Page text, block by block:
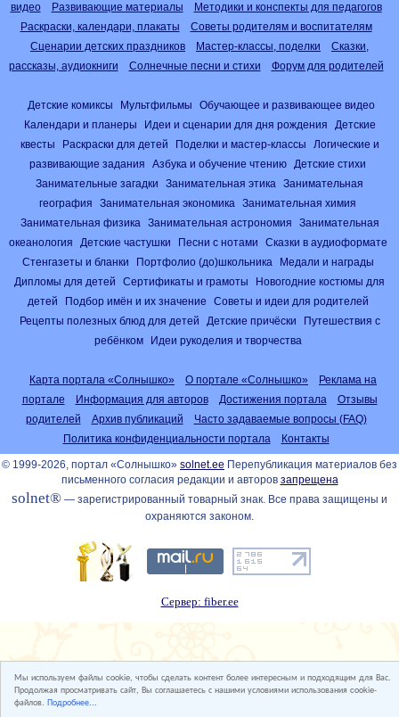
Мы используем файлы cookie, чтобы сделать контент более интересным и подходящим для Вас.
Продолжая просматривать сайт, Вы соглашаетесь с нашими условиями использования cookie-
файлов. Подробнее...
видео
Развивающие материалы
Методики и конспекты для педагогов
Раскраски, календари, плакаты
Советы родителям и воспитателям
Сценарии детских праздников
Мастер-классы, поделки
Сказки,
рассказы, аудиокниги
Солнечные песни и стихи Форум для родителей
Детские комиксы Мультфильмы
Обучающее и развивающее видео
Календари и планеры
Идеи и сценарии для дня рождения
Детские
квесты
Раскраски для детей Поделки и мастер-классы
Логические и
развивающие задания
Азбука и обучение чтению
Детские стихи
Занимательные загадки
Занимательная этика
Занимательная
география
Занимательная экономика
Занимательная химия
Занимательная физика
Занимательная астрономия
Занимательная
океанология
Детские частушки Песни с нотами
Сказки в аудиоформате
Стенгазеты и бланки
Портфолио (до)школьника
Медали и награды
Дипломы для детей
Сертификаты и грамоты
Новогодние костюмы для
детей
Подбор имён и их значение
Советы и идеи для родителей
Рецепты полезных блюд для детей
Детские причёски
Путешествия с
ребёнком
Идеи рукоделия и творчества
Карта портала «Солнышко» О портале «Солнышко»
Реклама на
портале
Информация для авторов Достижения портала
Отзывы
родителей
Архив публикаций
Часто задаваемые вопросы (FAQ)
Политика конфиденциальности портала
Контакты
© 1999-2026, портал «Солнышко» solnet.ee Перепубликация материалов без
письменного согласия редакции и авторов запрещена
solnet® — зарегистрированный товарный знак. Все права защищены и
охраняются законом.
Сервер: fiber.ee